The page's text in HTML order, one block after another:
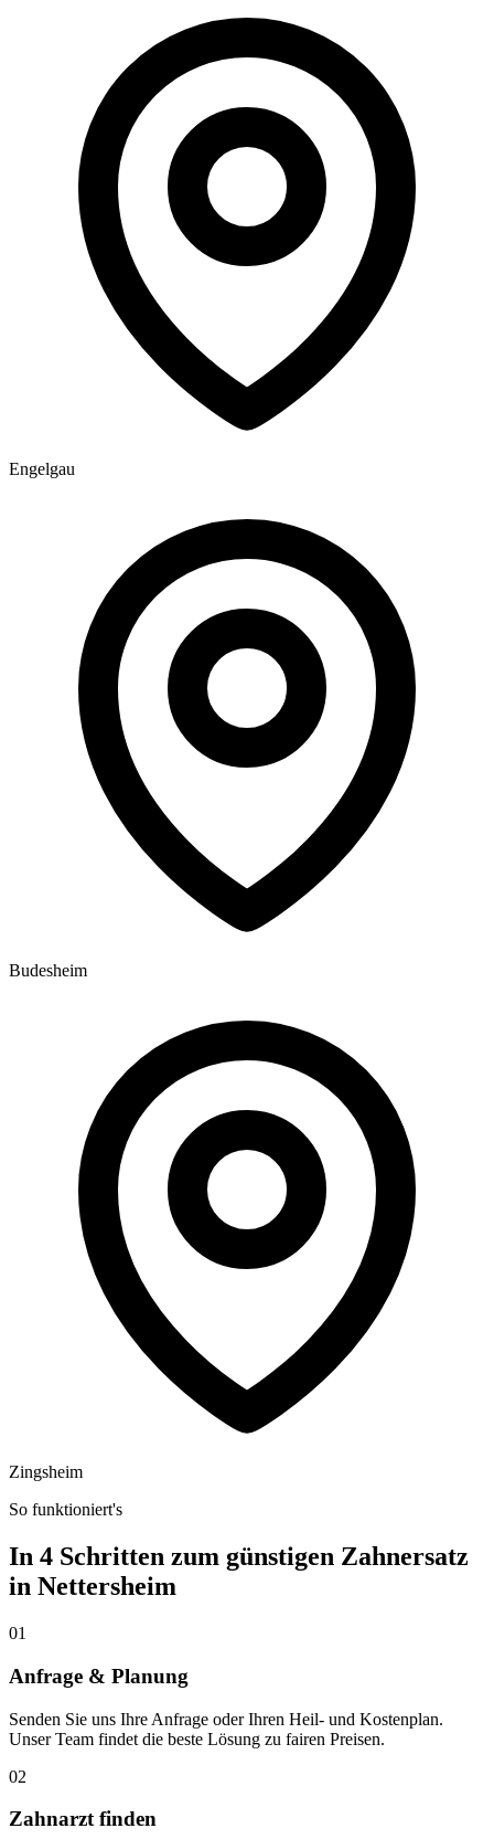
Engelgau
Budesheim
Zingsheim
So funktioniert's
In 4 Schritten zum günstigen Zahnersatz
in Nettersheim
01
Anfrage & Planung
Senden Sie uns Ihre Anfrage oder Ihren Heil- und Kostenplan.
Unser Team findet die beste Lösung zu fairen Preisen.
02
Zahnarzt finden